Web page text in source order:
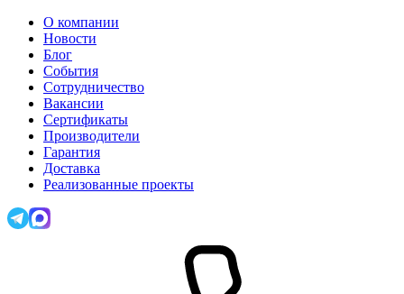
О компании
Новости
Блог
События
Сотрудничество
Вакансии
Сертификаты
Производители
Гарантия
Доставка
Реализованные проекты